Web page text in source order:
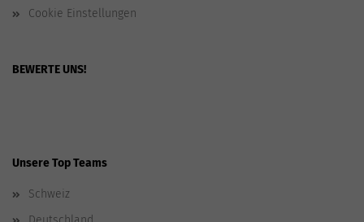
Cookie Einstellungen
BEWERTE UNS!
Unsere Top Teams
Schweiz